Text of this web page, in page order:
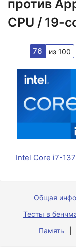
против
CPU / 19-
76 из 100
Intel Core i7-
Общая
Тесты в
Память